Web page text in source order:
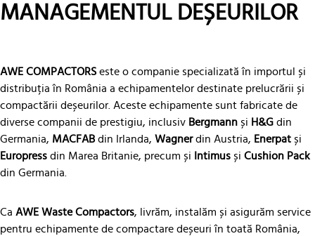
MANAGEMENTUL DEȘEURILOR
AWE COMPACTORS este o companie specializată în importul și
distribuția în România a echipamentelor destinate prelucrării și
compactării deșeurilor. Aceste echipamente sunt fabricate de
diverse companii de prestigiu, inclusiv Bergmann și H&G din
Germania, MACFAB din Irlanda, Wagnerdin Austria, Enerpat și
Europress din Marea Britanie, precum și Intimus și Cushion Pack
din Germania.
Ca AWE Waste Compactors, livrăm, instalăm și asigurăm service
pentru echipamente de compactare deșeuri în toată România,